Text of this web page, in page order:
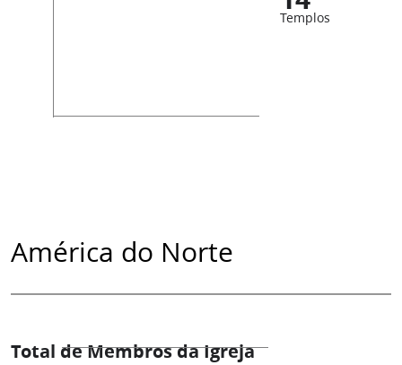
Templos
América do Norte
Total de Membros da Igreja